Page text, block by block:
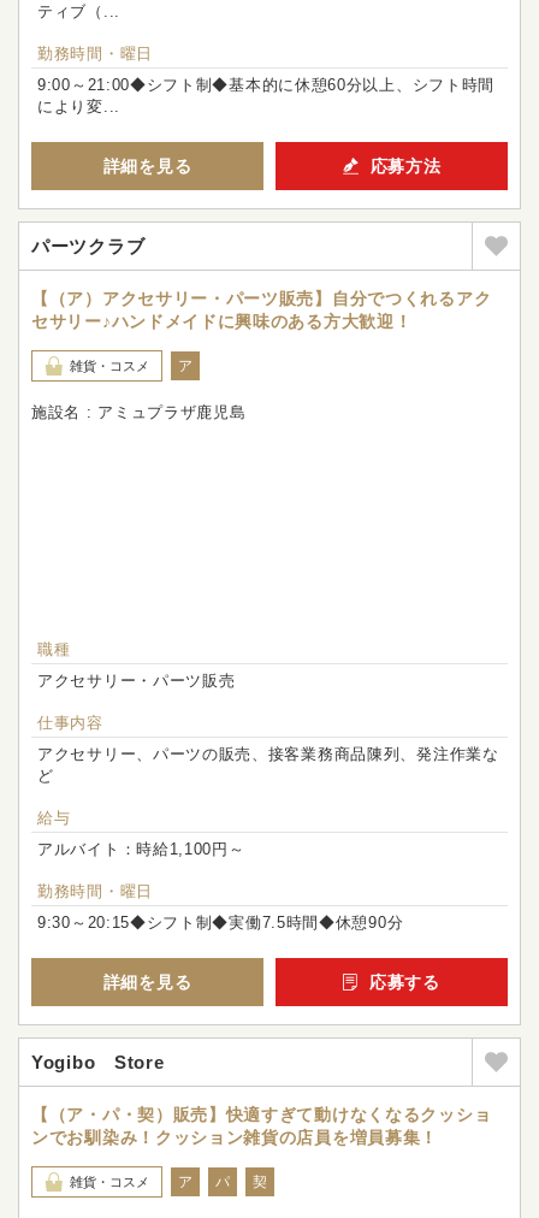
ティブ（...
勤務時間・曜日
9:00～21:00◆シフト制◆基本的に休憩60分以上、シフト時間
により変...
詳細を見る 応募方法
パーツクラブ
【（ア）アクセサリー・パーツ販売】自分でつくれるアク
セサリー♪ハンドメイドに興味のある方大歓迎！
雑貨・コスメ ア
施設名 : アミュプラザ鹿児島
職種
アクセサリー・パーツ販売
仕事内容
アクセサリー、パーツの販売、接客業務商品陳列、発注作業な
ど
給与
アルバイト：時給1,100円～
勤務時間・曜日
9:30～20:15◆シフト制◆実働7.5時間◆休憩90分
詳細を見る 応募する
Yogibo Store
【（ア・パ・契）販売】快適すぎて動けなくなるクッショ
ンでお馴染み！クッション雑貨の店員を増員募集！
雑貨・コスメ ア パ 契